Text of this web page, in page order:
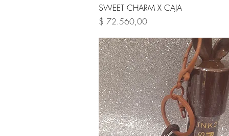
Vista rápida
SWEET CHARM X CAJA
Precio
$ 72.560,00